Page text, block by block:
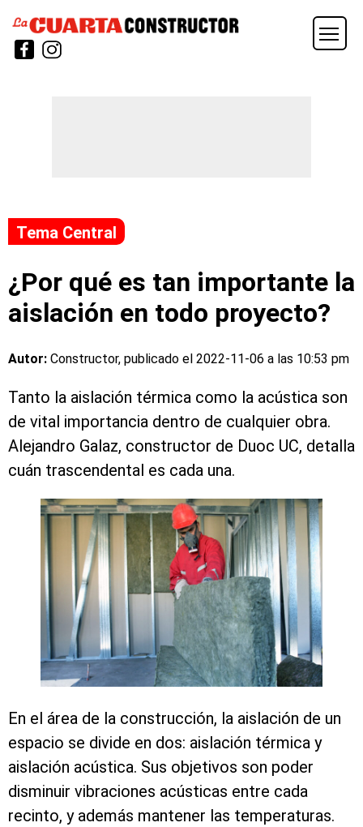
Tema Central
¿Por qué es tan importante la
aislación en todo proyecto?
Autor: Constructor, publicado el 2022-11-06 a las 10:53 pm
Tanto la aislación térmica como la acústica son
de vital importancia dentro de cualquier obra.
Alejandro Galaz, constructor de Duoc UC, detalla
cuán trascendental es cada una.
En el área de la construcción, la aislación de un
espacio se divide en dos: aislación térmica y
aislación acústica. Sus objetivos son poder
disminuir vibraciones acústicas entre cada
recinto, y además mantener las temperaturas.